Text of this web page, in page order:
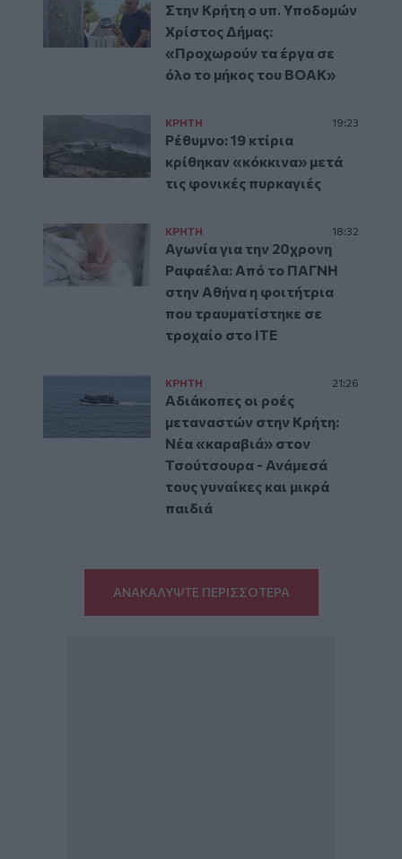
Στην Κρήτη ο υπ. Υποδομών
Χρίστος Δήμας:
«Προχωρούν τα έργα σε
όλο το μήκος του ΒΟΑΚ»
ΚΡΗΤΗ 19:23
Ρέθυμνο: 19 κτίρια
κρίθηκαν «κόκκινα» μετά
τις φονικές πυρκαγιές
ΚΡΗΤΗ 18:32
Αγωνία για την 20χρονη
Ραφαέλα: Από το ΠΑΓΝΗ
στην Αθήνα η φοιτήτρια
που τραυματίστηκε σε
τροχαίο στο ΙΤΕ
ΚΡΗΤΗ 21:26
Αδιάκοπες οι ροές
μεταναστών στην Κρήτη:
Νέα «καραβιά» στον
Τσούτσουρα - Ανάμεσά
τους γυναίκες και μικρά
παιδιά
ΑΝΑΚΑΛΥΨΤΕ ΠΕΡΙΣΣΟΤΕΡΑ